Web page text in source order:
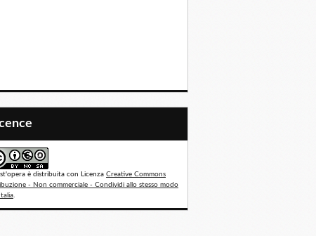
è distribuita con Licenza Creative Commons
- Non commerciale - Condividi allo stesso modo
.